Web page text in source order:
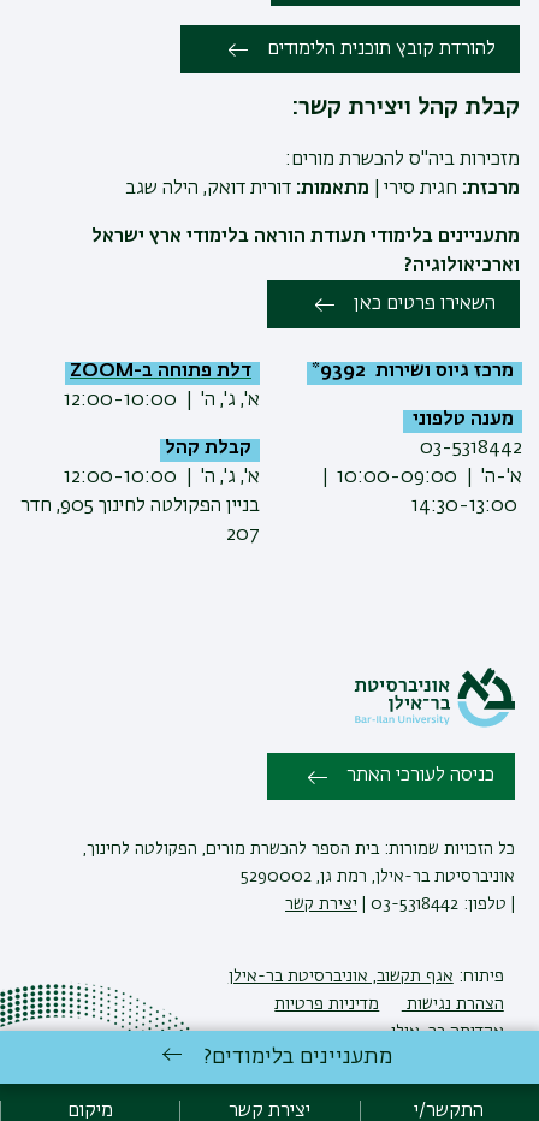
להורדת קובץ תוכנית הלימודים
קבלת קהל ויצירת קשר:
מזכירות ביה"ס להכשרת מורים:
מרכזת: חגית סירי | מתאמות: דורית דואק, הילה שגב
מתעניינים בלימודי תעודת הוראה בלימודי ארץ ישראל
וארכיאולוגיה?
השאירו פרטים כאן
מרכז גיוס ושירות 9392*
מענה טלפוני
03-5318442
דלת פתוחה ב-ZOOM
א', ג', ה' | 12:00-10:00
קבלת קהל
א', ג', ה' | 12:00-10:00
בניין הפקולטה לחינוך 905, חדר
207
כניסה לעורכי האתר
כל הזכויות שמורות: בית הספר להכשרת מורים, הפקולטה לחינוך,
אוניברסיטת בר-אילן, רמת גן, 5290002
| טלפון: 03-5318442 |
יצירת קשר
פיתוח: אגף תקשוב, אוניברסיטת בר-אילן
הצהרת נגישות
מדיניות פרטיות
אקדימה בר-אילן
מתעניינים בלימודים?
התקשר/י יצירת קשר מיקום